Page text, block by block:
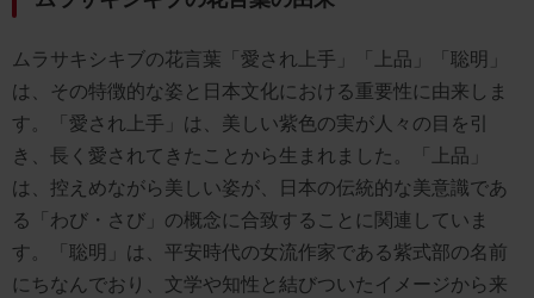
ムラサキシキブの花言葉「愛され上手」「上品」「聡明」
は、その特徴的な姿と日本文化における重要性に由来しま
す。「愛され上手」は、美しい紫色の実が人々の目を引
き、長く愛されてきたことから生まれました。「上品」
は、控えめながら美しい姿が、日本の伝統的な美意識であ
る「わび・さび」の概念に合致することに関連していま
す。「聡明」は、平安時代の女流作家である紫式部の名前
にちなんでおり、文学や知性と結びついたイメージから来